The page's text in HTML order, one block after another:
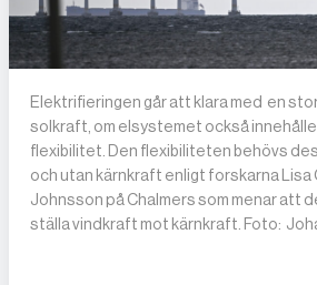
Elektrifieringen går att klara med en
solkraft, om elsystemet också
flexibilitet. Den flexibiliteten behövs
och utan kärnkraft enligt forskarna Lisa
Johnsson på Chalmers som menar att
ställa vindkraft mot kärnkraft. Foto: